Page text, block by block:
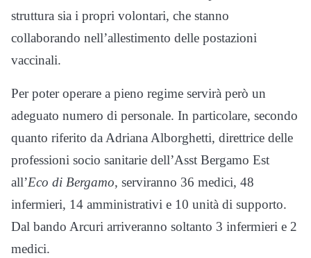
struttura sia i propri volontari, che stanno
collaborando nell’allestimento delle postazioni
vaccinali.
Per poter operare a pieno regime servirà però un
adeguato numero di personale. In particolare, secondo
quanto riferito da Adriana Alborghetti, direttrice delle
professioni socio sanitarie dell’Asst Bergamo Est
all’Eco di Bergamo, serviranno 36 medici, 48
infermieri, 14 amministrativi e 10 unità di supporto.
Dal bando Arcuri arriveranno soltanto 3 infermieri e 2
medici.